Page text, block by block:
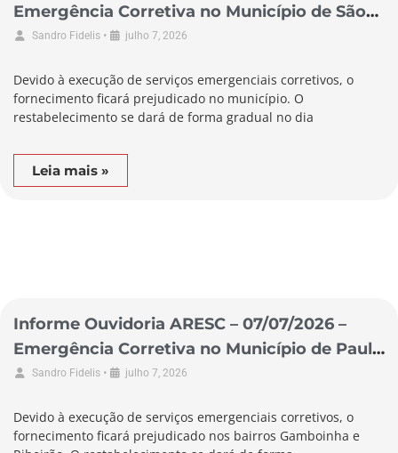
Emergência Corretiva no Município de São
Lourenço do Oeste
Sandro Fidelis • julho 7, 2026
Devido à execução de serviços emergenciais corretivos, o
fornecimento ficará prejudicado no município. O
restabelecimento se dará de forma gradual no dia
Leia mais »
Informe Ouvidoria ARESC – 07/07/2026 –
Emergência Corretiva no Município de Paulo
Lopes
Sandro Fidelis • julho 7, 2026
Devido à execução de serviços emergenciais corretivos, o
fornecimento ficará prejudicado nos bairros Gamboinha e